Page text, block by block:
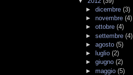
► dicembre (3)
► novembre (4)
► ottobre (4)
► settembre (4)
► agosto (5)
►
luglio (2)
► giugno (2)
► maggio (5)